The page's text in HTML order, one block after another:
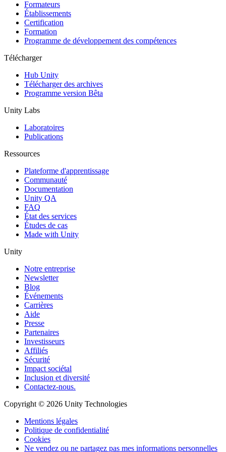
Jeux XR
Lancez des jeux XR sur plusieurs plateformes
Jeux multijoueur
Simplifiez le développement de jeux multijoueurs
Formateurs
Établissements
Certification
Formation
Programme de développement des compétences
Télécharger
Hub Unity
Télécharger des archives
Programme version Bêta
Unity Labs
Laboratoires
Publications
Ressources
Plateforme d'apprentissage
Communauté
Documentation
Unity QA
FAQ
État des services
Études de cas
Made with Unity
Unity
Notre entreprise
Newsletter
Blog
Événements
Carrières
Aide
Presse
Partenaires
Investisseurs
Affiliés
Sécurité
Impact sociétal
Inclusion et diversité
Contactez-nous.
Copyright © 2026 Unity Technologies
Mentions légales
Politique de confidentialité
Cookies
Ne vendez ou ne partagez pas mes informations personnelles